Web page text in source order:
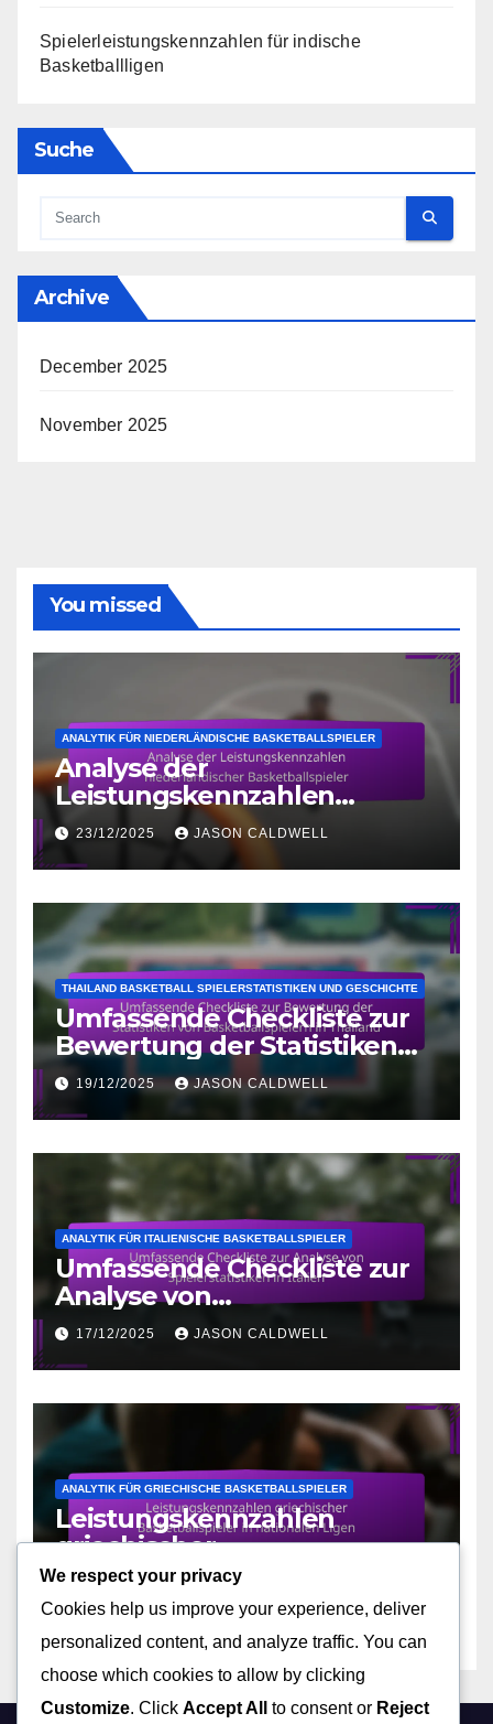
Spielerleistungskennzahlen für indische
Basketballligen
Suche
Archive
December 2025
November 2025
You missed
ANALYTIK FÜR NIEDERLÄNDISCHE BASKETBALLSPIELER
Analyse der
Leistungskennzahlen
niederländischer
Basketballspieler
23/12/2025 JASON CALDWELL
THAILAND BASKETBALL SPIELERSTATISTIKEN UND GESCHICHTE
Umfassende Checkliste zur
Bewertung der Statistiken
von Basketballspielern in
Thailand
19/12/2025 JASON CALDWELL
ANALYTIK FÜR ITALIENISCHE BASKETBALLSPIELER
Umfassende Checkliste zur
Analyse von
Spielerstatistiken in Italien
17/12/2025 JASON CALDWELL
ANALYTIK FÜR GRIECHISCHE BASKETBALLSPIELER
Leistungskennzahlen
griechischer
Basketballspieler in
nationalen Ligen
16/12/2025 JASON CALDWELL
We respect your privacy
Cookies help us improve your experience, deliver
personalized content, and analyze traffic. You can
choose which cookies to allow by clicking
Customize. Click Accept All to consent or Reject